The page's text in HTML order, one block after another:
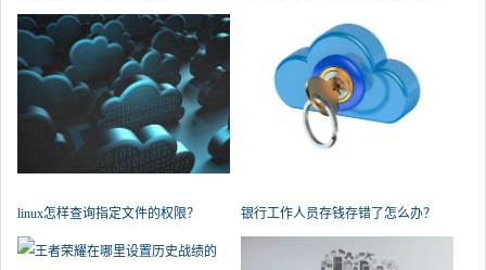
linux怎样查询指定文件的权限？ 银行工作人员存钱存错了怎么办？